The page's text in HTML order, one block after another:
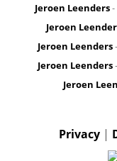
Jeroen Leenders-
Jeroen
Jeroen Leenders
Jeroen Leenders
Jeroen
Privacy |